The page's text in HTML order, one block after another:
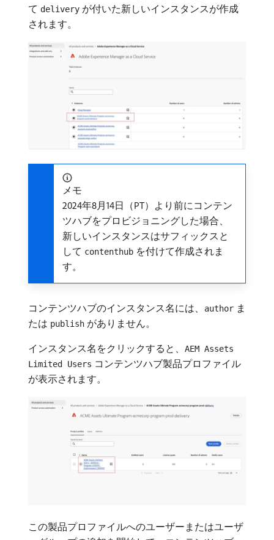
て delivery が付いた新しいインスタンスが作成
されます。
メモ
2024年8月14日（PT）より前にコンテン
ツハブをプロビジョニングした場合、
新しいインスタンスはサフィックスと
して contenthub を付けて作成されま
す。
コンテンツハブのインスタンス名には、 author ま
たは publish がありません。
インスタンス名をクリックすると、
AEM Assets
Limited Users コンテンツハブ製品プロファイル
が表示されます。
この製品プロファイルへのユーザーまたはユーザ